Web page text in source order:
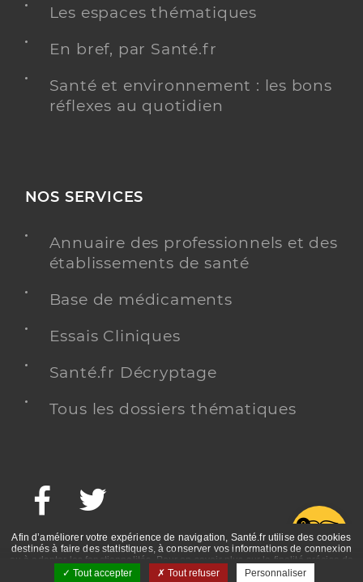
Les espaces thématiques
En bref, par Santé.fr
Santé et environnement : les bons
réflexes au quotidien
NOS SERVICES
Annuaire des professionnels et des
établissements de santé
Base de médicaments
Essais Cliniques
Santé.fr Décryptage
Tous les dossiers thématiques
Facebook
Afin d’améliorer votre expérience de navigation, Santé.fr utilise des cookies
destinés à faire des statistiques, à conserver vos informations de connexion
ou à adapter les fonctionnalités. Pour en savoir plus sur la finalité précise de
ces cookies, nous vous invitons à prendre connaissance de la politique de
Tout accepter Tout refuser Personnaliser